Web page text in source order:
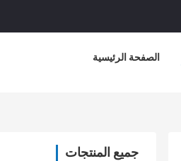
الصفحة الرئيسية
جميع المنتجات